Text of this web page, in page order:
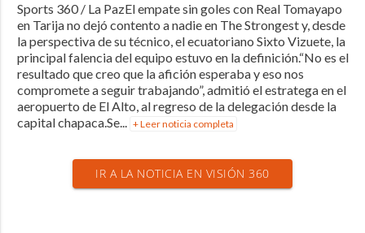
Sports 360 / La PazEl empate sin goles con Real Tomayapo
en Tarija no dejó contento a nadie en The Strongest y, desde
la perspectiva de su técnico, el ecuatoriano Sixto Vizuete, la
principal falencia del equipo estuvo en la definición.“No es el
resultado que creo que la afición esperaba y eso nos
compromete a seguir trabajando”, admitió el estratega en el
aeropuerto de El Alto, al regreso de la delegación desde la
capital chapaca.Se... + Leer noticia completa
IR A LA NOTICIA EN VISIÓN 360